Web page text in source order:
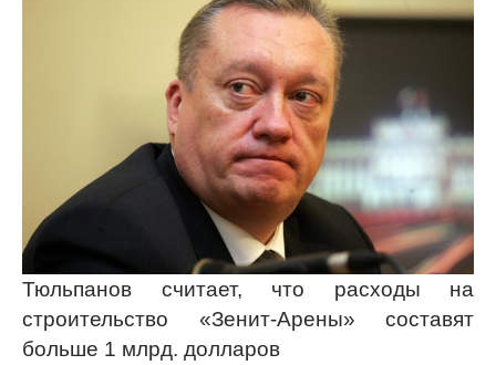
Тюльпанов считает, что расходы на
строительство «Зенит-Арены» составят
больше 1 млрд. долларов